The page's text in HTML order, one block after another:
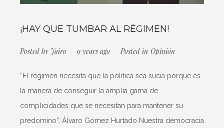
¡HAY QUE TUMBAR AL RÉGIMEN!
Posted by Jairo 9 years ago Posted in Opinión
“El régimen necesita que la política sea sucia porque es
la manera de conseguir la amplia gama de
complicidades que se necesitan para mantener su
predomino”, Álvaro Gómez Hurtado Nuestra democracia